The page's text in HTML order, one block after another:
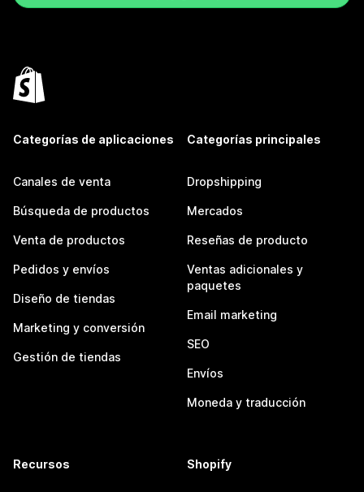
Categorías de aplicaciones
Canales de venta
Búsqueda de productos
Venta de productos
Pedidos y envíos
Diseño de tiendas
Marketing y conversión
Gestión de tiendas
Categorías principales
Dropshipping
Mercados
Reseñas de producto
Ventas adicionales y
paquetes
Email marketing
SEO
Envíos
Moneda y traducción
Recursos Shopify